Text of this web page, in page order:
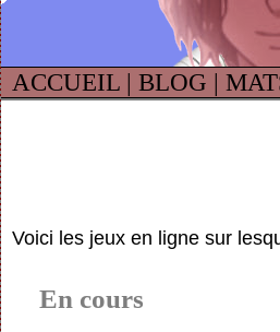
ACCUEIL | BLOG |
Voici les jeux en ligne sur
En cours